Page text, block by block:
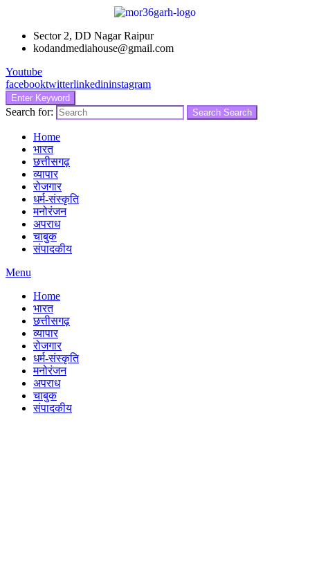
Sector 2, DD Nagar Raipur
kodandmediahouse@gmail.com
Youtube
facebooktwitterlinkedininstagram
Enter Keyword
Search for: Search Search
Home
भारत
छत्तीसगढ़
व्यापार
रोजगार
धर्म-संस्कृति
मनोरंजन
अपराध
चाबुक
संपादकीय
Menu
Home
भारत
छत्तीसगढ़
व्यापार
रोजगार
धर्म-संस्कृति
मनोरंजन
अपराध
चाबुक
संपादकीय